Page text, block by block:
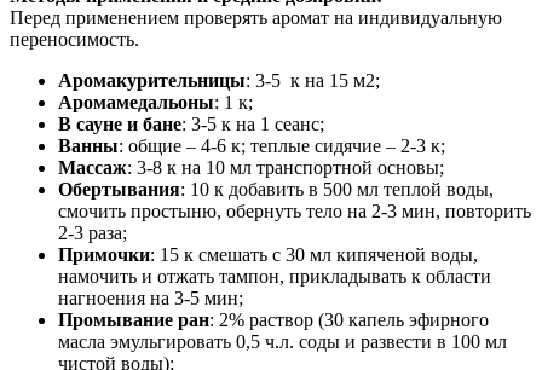
Перед применением проверять аромат на индивидуальную
переносимость.
Аромакурительницы: 3-5 к на 15 м2;
Аромамедальоны: 1 к;
В сауне и бане: 3-5 к на 1 сеанс;
Ванны: общие – 4-6 к; теплые сидячие – 2-3 к;
Массаж: 3-8 к на 10 мл транспортной основы;
Обертывания: 10 к добавить в 500 мл теплой воды,
смочить простыню, обернуть тело на 2-3 мин, повторить
2-3 раза;
Примочки: 15 к смешать с 30 мл кипяченой воды,
намочить и отжать тампон, прикладывать к области
нагноения на 3-5 мин;
Промывание ран: 2% раствор (30 капель эфирного
масла эмульгировать 0,5 ч.л. соды и развести в 100 мл
чистой воды);